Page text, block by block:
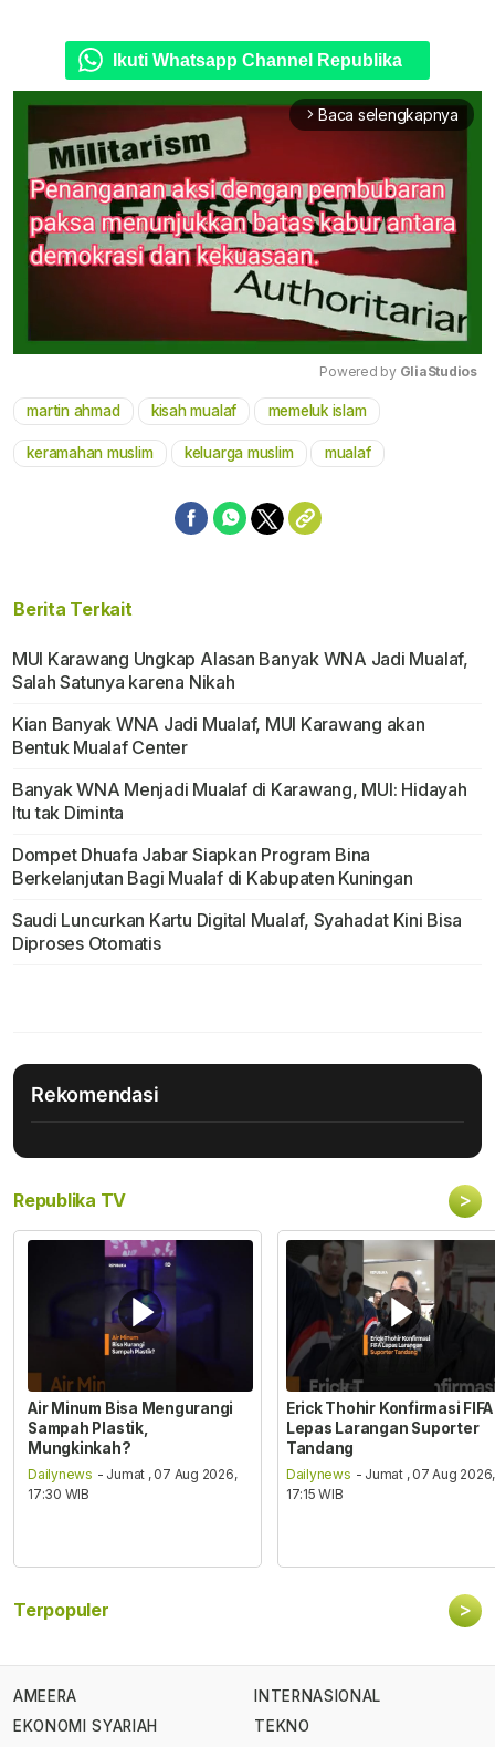
Ikuti Whatsapp Channel Republika
arrow_forward_ios Baca selengkapnya
Powered by GliaStudios
martin ahmad kisah mualaf memeluk islam
keramahan muslim keluarga muslim mualaf
Berita Terkait
MUI Karawang Ungkap Alasan Banyak WNA Jadi Mualaf,
Salah Satunya karena Nikah
Kian Banyak WNA Jadi Mualaf, MUI Karawang akan
Bentuk Mualaf Center
Banyak WNA Menjadi Mualaf di Karawang, MUI: Hidayah
Itu tak Diminta
Dompet Dhuafa Jabar Siapkan Program Bina
Berkelanjutan Bagi Mualaf di Kabupaten Kuningan
Saudi Luncurkan Kartu Digital Mualaf, Syahadat Kini Bisa
Diproses Otomatis
Rekomendasi
Republika TV >
Air Minum Bisa Mengurangi
Sampah Plastik,
Mungkinkah?
Dailynews - Jumat , 07 Aug 2026,
17:30 WIB
Erick Thohir Konfirmasi FIFA
Lepas Larangan Suporter
Tandang
Dailynews - Jumat , 07 Aug 2026,
17:15 WIB
Terpopuler >
AMEERA
EKONOMI SYARIAH
INTERNASIONAL
TEKNO